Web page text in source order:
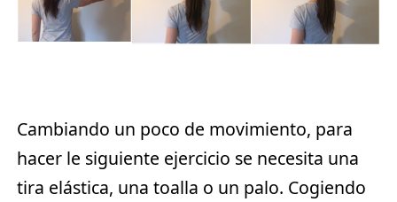
Cambiando un poco de movimiento, para
hacer le siguiente ejercicio se necesita una
tira elástica, una toalla o un palo. Cogiendo